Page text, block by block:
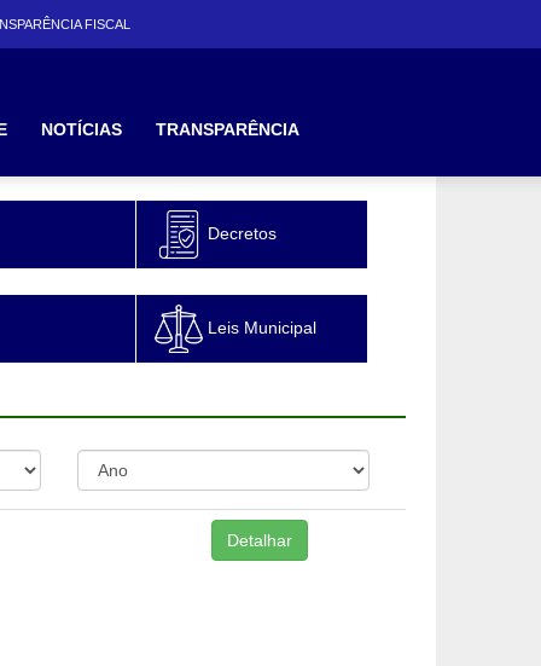
FISCAL
NOTÍCIAS TRANSPARÊNCIA
Decretos
Leis Municipal
Detalhar